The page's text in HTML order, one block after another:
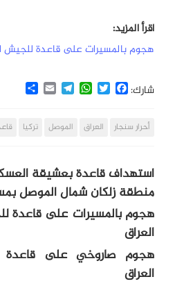
اقرأ المزيد:
هجوم بالمسيرات على قاعدة للجيش
شارك: Facebook
Twitter
WhatsApp
Telegram
Email
Share
أحرار سنجار العراق الموصل تركيا
استهداف قاعدة بعشيقة
منطقة زلكان شمال الموصل
هجوم بالمسيرات على قاعدة
العراق
هجوم صاروخي على قاعدة
العراق